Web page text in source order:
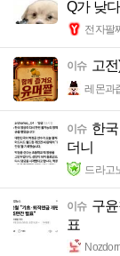
Q가 낮
전자팔
이슈 고
레몬과
이슈 한
더니
드라고
이슈 구
표